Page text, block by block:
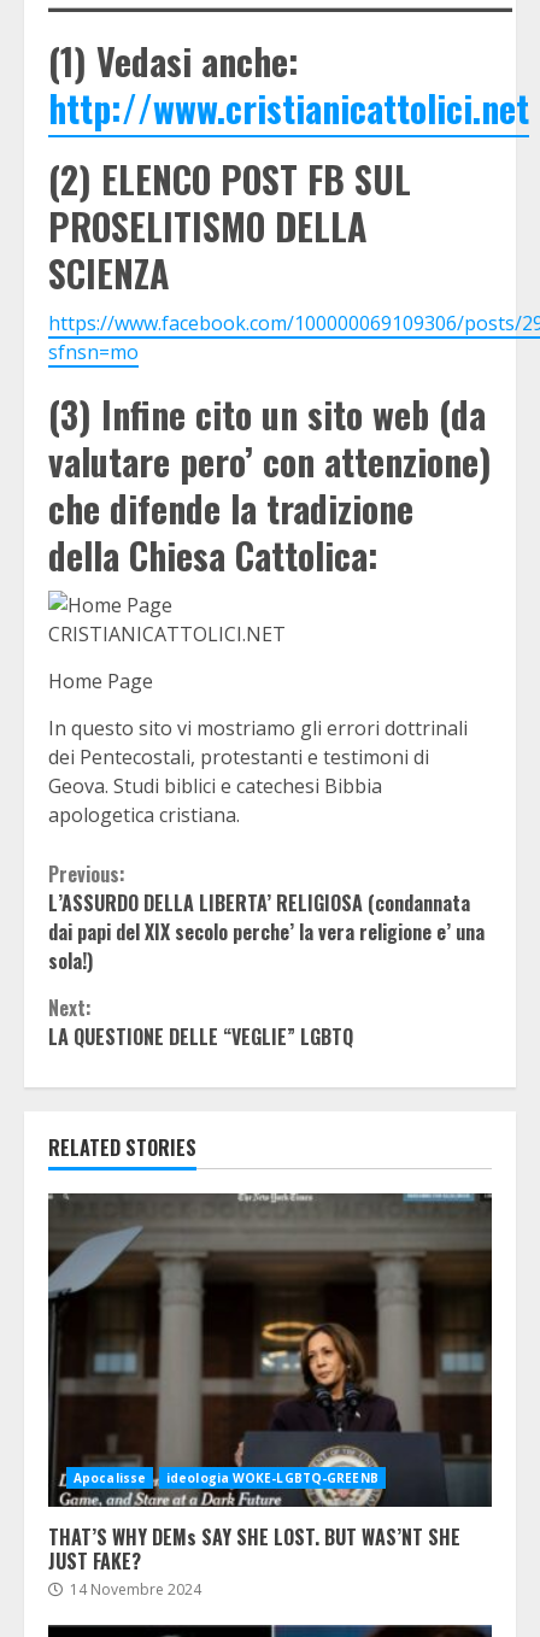
(1) Vedasi anche:
http://www.cristianicattolici.net
(2) ELENCO POST FB SUL
PROSELITISMO DELLA
SCIENZA
https://www.facebook.com/100000069109306/posts/
sfnsn=mo
(3) Infine cito un sito web (da
valutare pero’ con attenzione)
che difende la tradizione
della Chiesa Cattolica:
CRISTIANICATTOLICI.NET
Home Page
In questo sito vi mostriamo gli errori dottrinali
dei Pentecostali, protestanti e testimoni di
Geova. Studi biblici e catechesi Bibbia
apologetica cristiana.
Continue
Reading
Previous:
L’ASSURDO DELLA LIBERTA’ RELIGIOSA (condannata
dai papi del XIX secolo perche’ la vera religione e’ una
sola!)
Next:
LA QUESTIONE DELLE “VEGLIE” LGBTQ
RELATED STORIES
Apocalisse ideologia WOKE-LGBTQ-GREENB
THAT’S WHY DEMs SAY SHE LOST. BUT WAS’NT SHE
JUST FAKE?
14 Novembre 2024